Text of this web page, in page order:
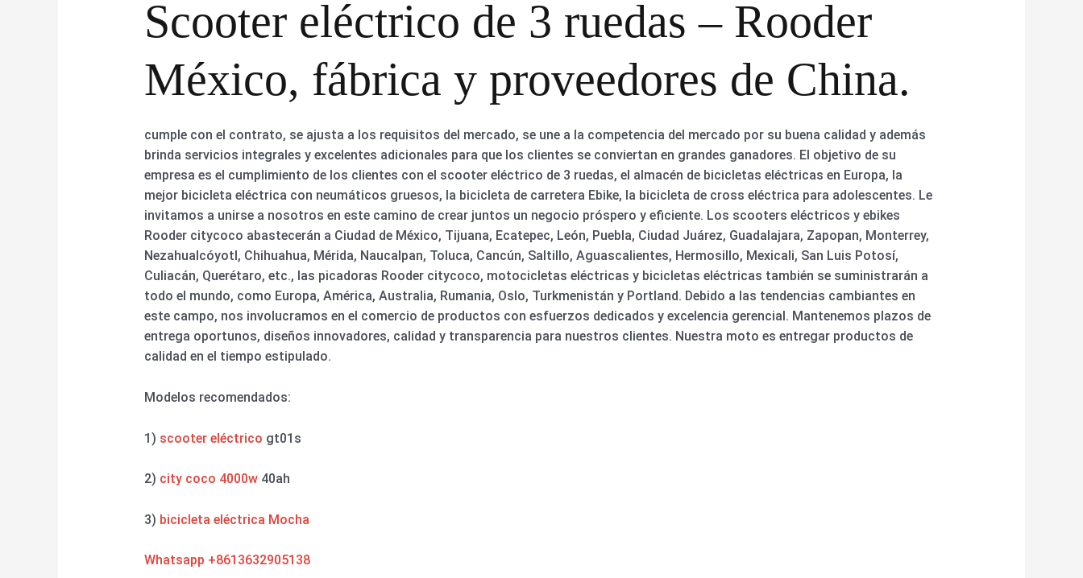
Scooter eléctrico de 3 ruedas – Rooder
México, fábrica y proveedores de China.
cumple con el contrato, se ajusta a los requisitos del mercado, se une a la competencia del mercado por su buena calidad y además
brinda servicios integrales y excelentes adicionales para que los clientes se conviertan en grandes ganadores. El objetivo de su
empresa es el cumplimiento de los clientes con el scooter eléctrico de 3 ruedas, el almacén de bicicletas eléctricas en Europa, la
mejor bicicleta eléctrica con neumáticos gruesos, la bicicleta de carretera Ebike, la bicicleta de cross eléctrica para adolescentes. Le
invitamos a unirse a nosotros en este camino de crear juntos un negocio próspero y eficiente. Los scooters eléctricos y ebikes
Rooder citycoco abastecerán a Ciudad de México, Tijuana, Ecatepec, León, Puebla, Ciudad Juárez, Guadalajara, Zapopan, Monterrey,
Nezahualcóyotl, Chihuahua, Mérida, Naucalpan, Toluca, Cancún, Saltillo, Aguascalientes, Hermosillo, Mexicali, San Luis Potosí,
Culiacán, Querétaro, etc., las picadoras Rooder citycoco, motocicletas eléctricas y bicicletas eléctricas también se suministrarán a
todo el mundo, como Europa, América, Australia, Rumania, Oslo, Turkmenistán y Portland. Debido a las tendencias cambiantes en
este campo, nos involucramos en el comercio de productos con esfuerzos dedicados y excelencia gerencial. Mantenemos plazos de
entrega oportunos, diseños innovadores, calidad y transparencia para nuestros clientes. Nuestra moto es entregar productos de
calidad en el tiempo estipulado.
Modelos recomendados:
1) scooter eléctrico gt01s
2) city coco 4000w40ah
3) bicicleta eléctrica Mocha
Whatsapp +8613632905138